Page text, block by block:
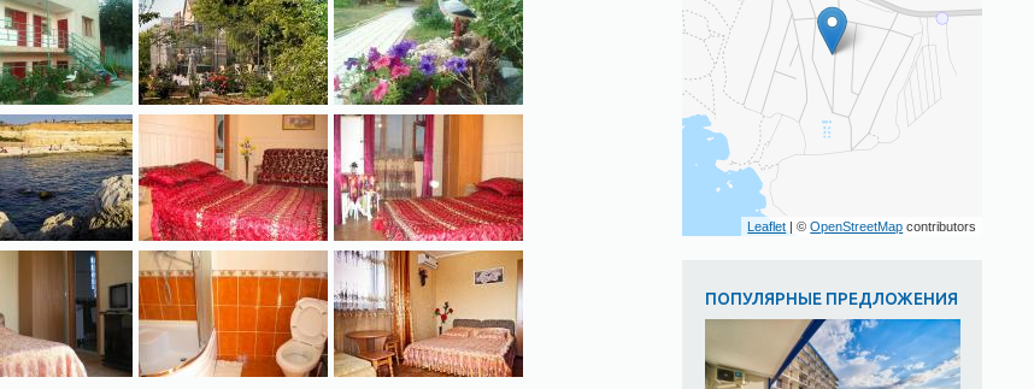
Leaflet | ©OpenStreetMap contributors
ПОПУЛЯРНЫЕ ПРЕДЛОЖЕНИЯ